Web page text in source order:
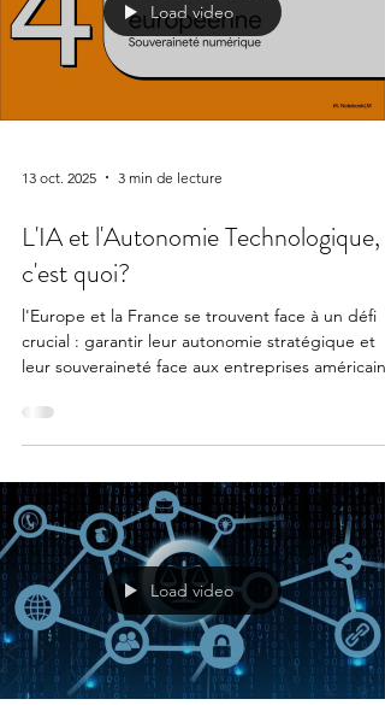
Load video
13 oct. 2025 3 min de lecture
L'IA et l'Autonomie Technologique,
c'est quoi?
l'Europe et la France se trouvent face à un défi
crucial : garantir leur autonomie stratégique et
leur souveraineté face aux entreprises
Load video